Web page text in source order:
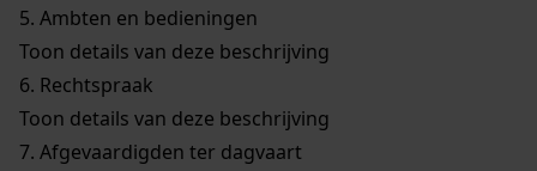
5. Ambten en bedieningen
Toon details van deze beschrijving
6. Rechtspraak
Toon details van deze beschrijving
7. Afgevaardigden ter dagvaart